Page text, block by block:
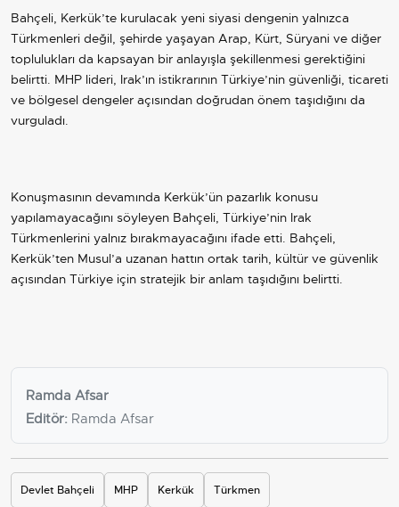
Bahçeli, Kerkük’te kurulacak yeni siyasi dengenin yalnızca
Türkmenleri değil, şehirde yaşayan Arap, Kürt, Süryani ve diğer
toplulukları da kapsayan bir anlayışla şekillenmesi gerektiğini
belirtti. MHP lideri, Irak’ın istikrarının Türkiye’nin güvenliği, ticareti
ve bölgesel dengeler açısından doğrudan önem taşıdığını da
vurguladı.
Konuşmasının devamında Kerkük’ün pazarlık konusu
yapılamayacağını söyleyen Bahçeli, Türkiye’nin Irak
Türkmenlerini yalnız bırakmayacağını ifade etti. Bahçeli,
Kerkük’ten Musul’a uzanan hattın ortak tarih, kültür ve güvenlik
açısından Türkiye için stratejik bir anlam taşıdığını belirtti.
Ramda Afsar
Editör: Ramda Afsar
Devlet Bahçeli MHP Kerkük Türkmen